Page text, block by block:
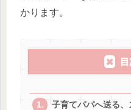
かります。
子育てパパへ送る